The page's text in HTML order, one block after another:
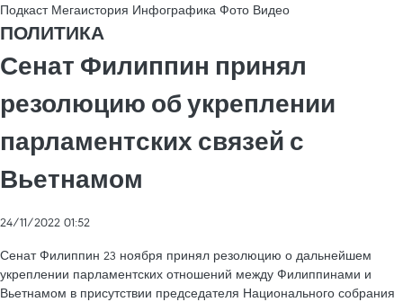
Подкаст Мегаистория Инфографика Фото Видео
ПОЛИТИКА
Сенат Филиппин принял
резолюцию об укреплении
парламентских связей с
Вьетнамом
24/11/2022 01:52
Сенат Филиппин 23 ноября принял резолюцию о дальнейшем
укреплении парламентских отношений между Филиппинами и
Вьетнамом в присутствии председателя Национального собрания